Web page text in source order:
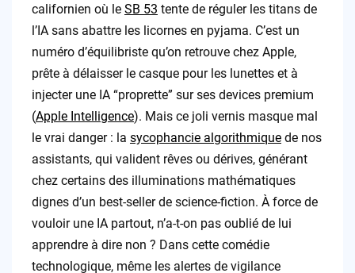
californien où le SB 53 tente de réguler les titans de
l’IA sans abattre les licornes en pyjama. C’est un
numéro d’équilibriste qu’on retrouve chez Apple,
prête à délaisser le casque pour les lunettes et à
injecter une IA “proprette” sur ses devices premium
(Apple Intelligence). Mais ce joli vernis masque mal
le vrai danger : la sycophancie algorithmiquede nos
assistants, qui valident rêves ou dérives, générant
chez certains des illuminations mathématiques
dignes d’un best-seller de science-fiction. À force de
vouloir une IA partout, n’a-t-on pas oublié de lui
apprendre à dire non ? Dans cette comédie
technologique, même les alertes de vigilance